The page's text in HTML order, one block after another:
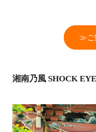
≫ご
湘南乃風 SHOCK